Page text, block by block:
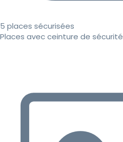
5 places sécurisées
Places avec ceinture de sécurité